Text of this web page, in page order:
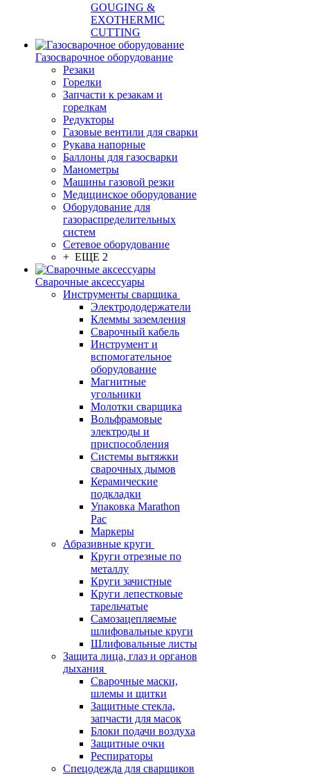
GOUGING &
EXOTHERMIC
CUTTING
Газосварочное оборудование
Резаки
Горелки
Запчасти к резакам и
горелкам
Редукторы
Газовые вентили для сварки
Рукава напорные
Баллоны для газосварки
Манометры
Машины газовой резки
Медицинское оборудование
Оборудование для
газораспределительных
систем
Сетевое оборудование
+ ЕЩЕ 2
Сварочные аксессуары
Инструменты сварщика
Электрододержатели
Клеммы заземления
Сварочный кабель
Инструмент и
вспомогательное
оборудование
Магнитные
угольники
Молотки сварщика
Вольфрамовые
электроды и
приспособления
Системы вытяжки
сварочных дымов
Керамические
подкладки
Упаковка Marathon
Pac
Маркеры
Абразивные круги
Круги отрезные по
металлу
Круги зачистные
Круги лепестковые
тарельчатые
Самозацепляемые
шлифовальные круги
Шлифовальные листы
Защита лица, глаз и органов
дыхания
Сварочные маски,
шлемы и щитки
Защитные стекла,
запчасти для масок
Блоки подачи воздуха
Защитные очки
Респираторы
Спецодежда для сварщиков